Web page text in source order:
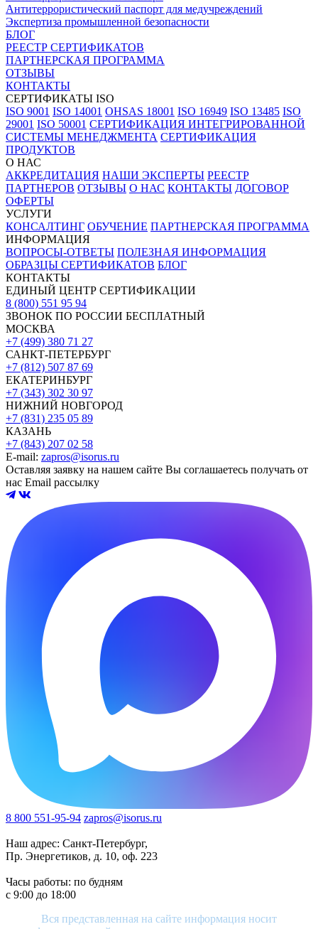
Антитеррористический паспорт для медучреждений
Экспертиза промышленной безопасности
БЛОГ
РЕЕСТР СЕРТИФИКАТОВ
ПАРТНЕРСКАЯ ПРОГРАММА
ОТЗЫВЫ
КОНТАКТЫ
СЕРТИФИКАТЫ ISO
ISO 9001 ISO 14001 OHSAS 18001 ISO 16949 ISO 13485 ISO
29001 ISO 50001 СЕРТИФИКАЦИЯ ИНТЕГРИРОВАННОЙ
СИСТЕМЫ МЕНЕДЖМЕНТА СЕРТИФИКАЦИЯ
ПРОДУКТОВ
О НАС
АККРЕДИТАЦИЯ НАШИ ЭКСПЕРТЫ РЕЕСТР
ПАРТНЕРОВ ОТЗЫВЫ О НАС КОНТАКТЫ ДОГОВОР
ОФЕРТЫ
УСЛУГИ
КОНСАЛТИНГ ОБУЧЕНИЕ ПАРТНЕРСКАЯ ПРОГРАММА
ИНФОРМАЦИЯ
ВОПРОСЫ-ОТВЕТЫ ПОЛЕЗНАЯ ИНФОРМАЦИЯ
ОБРАЗЦЫ СЕРТИФИКАТОВ БЛОГ
КОНТАКТЫ
ЕДИНЫЙ ЦЕНТР СЕРТИФИКАЦИИ
8 (800) 551 95 94
ЗВОНОК ПО РОССИИ БЕСПЛАТНЫЙ
МОСКВА
+7 (499) 380 71 27
САНКТ-ПЕТЕРБУРГ
+7 (812) 507 87 69
ЕКАТЕРИНБУРГ
+7 (343) 302 30 97
НИЖНИЙ НОВГОРОД
+7 (831) 235 05 89
КАЗАНЬ
+7 (843) 207 02 58
E-mail: zapros@isorus.ru
Оставляя заявку на нашем сайте Вы соглашаетесь получать от
нас Email рассылку
8 800 551-95-94 zapros@isorus.ru
Наш адрес: Санкт-Петербург,
Пр. Энергетиков, д. 10, оф. 223
Часы работы: по будням
c 9:00 до 18:00
Вся представленная на сайте информация носит